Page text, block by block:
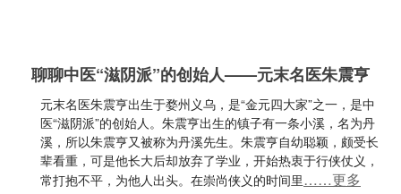
聊聊中医“滋阴派”的创始人——元末名医朱震亨
元末名医朱震亨出生于婺州义乌，是“金元四大家”之一，是中
医“滋阴派”的创始人。朱震亨出生的镇子有一条小溪，名为丹
溪，所以朱震亨又被称为丹溪先生。朱震亨自幼聪颖，颇受长
辈看重，可是他长大后却放弃了学业，开始热衷于行侠仗义，
常打抱不平，为他人出头。在崇尚侠义的时间里……更多